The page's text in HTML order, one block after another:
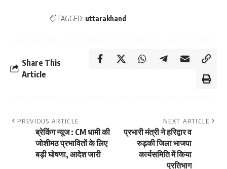
TAGGED: uttarakhand
Share This
Article
PREVIOUS ARTICLE
ब्रेकिंग न्यूज : CM धामी की
जोशीमठ प्रभावितों के लिए
बड़ी घोषणा, आदेश जारी
NEXT ARTICLE
प्रभारी मंत्री ने हरिद्वार व
रुड़की जिला भाजपा
कार्यसमिति में किया
प्रतिभाग